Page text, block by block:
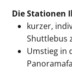
Die Stationen
kurzer,
Shuttlebus
Umstieg in